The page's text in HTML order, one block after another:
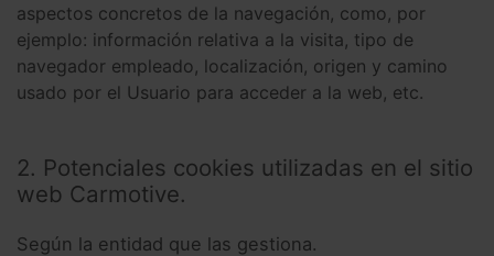
aspectos concretos de la navegación, como, por
ejemplo: información relativa a la visita, tipo de
navegador empleado, localización, origen y camino
usado por el Usuario para acceder a la web, etc.
2. Potenciales cookies utilizadas en el sitio
web Carmotive.
Según la entidad que las gestiona.